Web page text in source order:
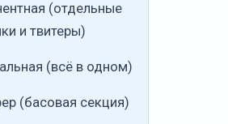
(отдельные
и твитеры)
(всё в одном)
(басовая секция)